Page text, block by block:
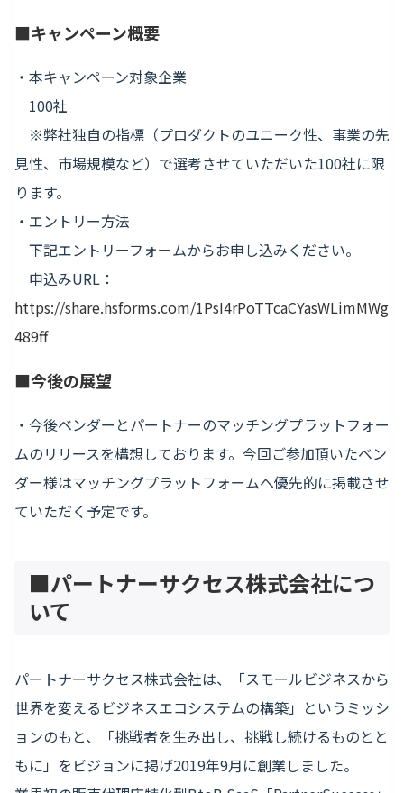
■キャンペーン概要
・本キャンペーン対象企業
100社
※弊社独自の指標（プロダクトのユニーク性、事業の先
見性、市場規模など）で選考させていただいた100社に限
ります。
・エントリー方法
下記エントリーフォームからお申し込みください。
申込みURL：
https://share.hsforms.com/1PsI4rPoTTcaCYasWLimMWg
489ff
■今後の展望
・今後ベンダーとパートナーのマッチングプラットフォー
ムのリリースを構想しております。今回ご参加頂いたベン
ダー様はマッチングプラットフォームへ優先的に掲載させ
ていただく予定です。
■パートナーサクセス株式会社につ
いて
パートナーサクセス株式会社は、「スモールビジネスから
世界を変えるビジネスエコシステムの構築」というミッシ
ョンのもと、「挑戦者を生み出し、挑戦し続けるものとと
もに」をビジョンに掲げ2019年9月に創業しました。